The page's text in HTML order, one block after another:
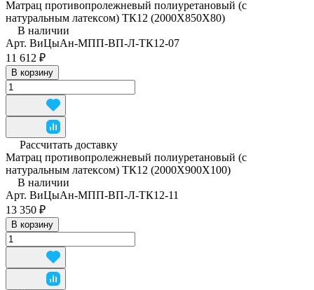
Матрац противопролежневый полиуретановый (с
натуральным латексом) ТК12 (2000Х850Х80)
В наличии
Арт. ВиЦыАн-МПП-ВП-Л-ТК12-07
11 612 ₽
В корзину
Рассчитать доставку
Матрац противопролежневый полиуретановый (с
натуральным латексом) ТК12 (2000Х900Х100)
В наличии
Арт. ВиЦыАн-МПП-ВП-Л-ТК12-11
13 350 ₽
В корзину